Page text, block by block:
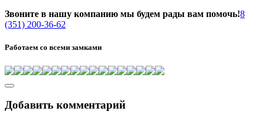
Звоните в нашу компанию мы будем рады вам помочь!8
(351) 200-36-62
Работаем со всеми замками
Добавить комментарий